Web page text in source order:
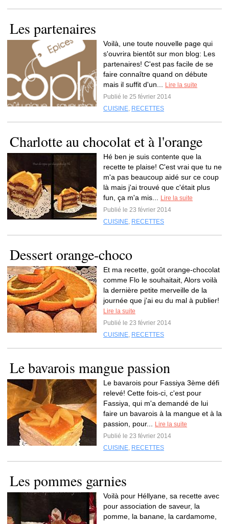
Les partenaires
Voilà, une toute nouvelle page qui
s'ouvrira bientôt sur mon blog: Les
partenaires! C'est pas facile de se
faire connaître quand on débute
mais il suffit d'un...
Lire la suite
Publié le 25 février 2014
CUISINE, RECETTES
Charlotte au chocolat et à l'orange
Hé ben je suis contente que la
recette te plaise! C'est vrai que tu ne
m'a pas beaucoup aidé sur ce coup
là mais j'ai trouvé que c'était plus
fun, ça m'a mis...
Lire la suite
Publié le 23 février 2014
CUISINE, RECETTES
Dessert orange-choco
Et ma recette, goût orange-chocolat
comme Flo le souhaitait, Alors voilà
la dernière petite merveille de la
journée que j'ai eu du mal à publier!
Lire la suite
Publié le 23 février 2014
CUISINE, RECETTES
Le bavarois mangue passion
Le bavarois pour Fassiya 3ème défi
relevé! Cette fois-ci, c'est pour
Fassiya, qui m'a demandé de lui
faire un bavarois à la mangue et à la
passion, pour...
Lire la suite
Publié le 23 février 2014
CUISINE, RECETTES
Les pommes garnies
Voilà pour Héllyane, sa recette avec
pour association de saveur, la
pomme, la banane, la cardamome,